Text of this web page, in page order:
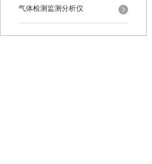
气体检测监测分析仪